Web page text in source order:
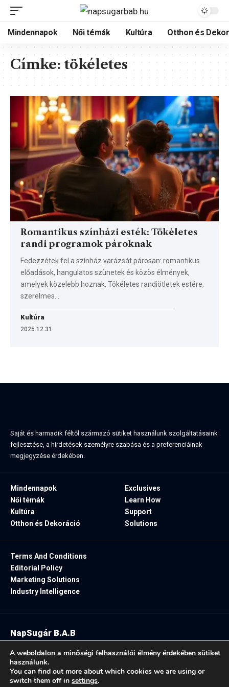
Mindennapok Női témák Kultúra Otthon és
Címke: tökéletes
Romantikus színházi esték: Tökéletes
randi programok pároknak
Fedezzétek fel a színház varázsát párosan: romantikus
előadások, hangulatos szünetek és közös élmények,
amelyek közelebb hoznak. Tökéletes randiötletek estére,
szerelmes…
Kultúra
2025.12.31.
Saját és harmadik féltől származó sütiket használunk szolgáltatásaink
fejlesztése, a hirdetések személyre szabása és a preferenciáinak
megjegyzése érdekében.
Mindennapok
Női témák
Kultúra
Otthon és Dekoráció
Exclusives
Learn How
Support
Solutions
Terms And Conditions
Editorial Policy
Marketing Solutions
Industry Intelligence
Follow US:
NapSugár B.A.B
A weboldalon a minőségi felhasználói élmény érdekében sütiket
használunk.
You can find out more about which cookies we are using or
switch them off in settings.